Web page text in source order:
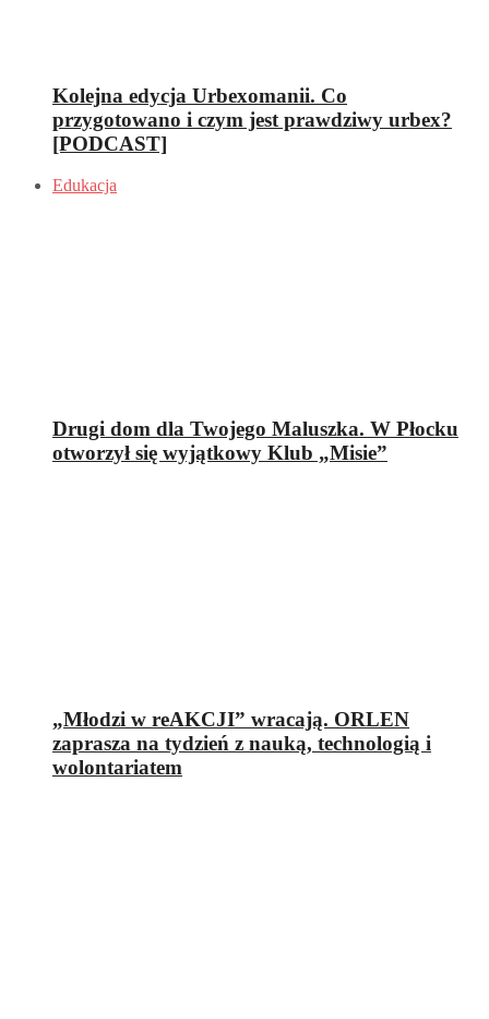
Kolejna edycja Urbexomanii. Co
przygotowano i czym jest prawdziwy urbex?
[PODCAST]
Edukacja
Drugi dom dla Twojego Maluszka. W Płocku
otworzył się wyjątkowy Klub „Misie”
„Młodzi w reAKCJI” wracają. ORLEN
zaprasza na tydzień z nauką, technologią i
wolontariatem